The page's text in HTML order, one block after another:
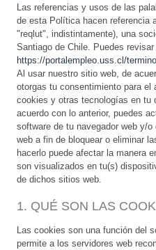
Las referencias y usos de las
de esta Política hacen referencia
"reqlut", indistintamente), una
Santiago de Chile. Puedes
https://portalempleo.uss.cl/
Al usar nuestro sitio web, de
otorgas tu consentimiento para
cookies y otras tecnologías en tu
acuerdo con lo anterior, puedes
software de tu navegador web y/
web a fin de bloquear o eliminar
hacerlo puede afectar la manera
son visualizados en tu(s)
de dichos sitios web.
1. QUÉ SON LAS
Las cookies son una función del
permite a los servidores web